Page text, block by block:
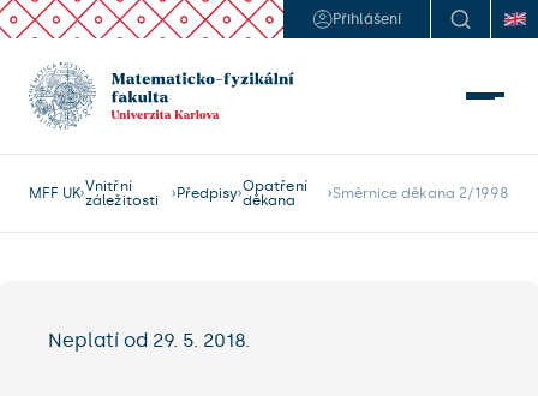
Přihlášení
MFF UK Vnitřní
záležitosti
Předpisy Opatření
děkana
Směrnice děkana 2/1998
Neplatí od 29. 5. 2018.